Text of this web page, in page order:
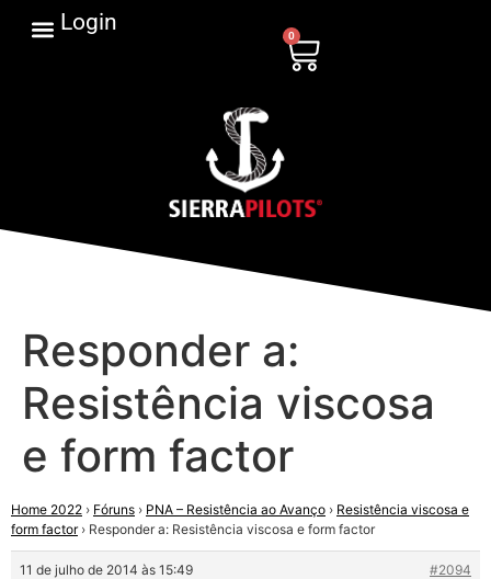
Login
0
Responder a:
Resistência viscosa
e form factor
Home 2022 › Fóruns › PNA – Resistência ao Avanço › Resistência viscosa e
form factor › Responder a: Resistência viscosa e form factor
11 de julho de 2014 às 15:49
#2094